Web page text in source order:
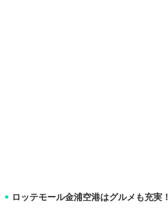
■ ロッテモール金浦空港はグルメも充実！